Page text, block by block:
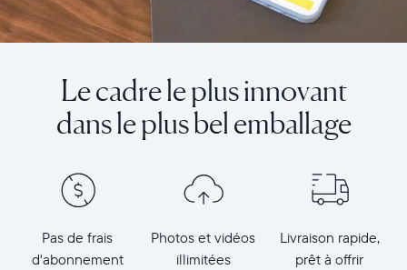
Le cadre le plus innovant
dans le plus bel emballage
Pas de frais
d'abonnement
Photos et vidéos
illimitées
Livraison rapide,
prêt à offrir